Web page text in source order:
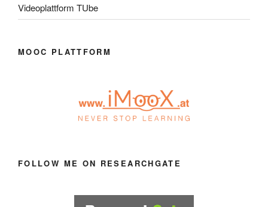
Videoplattform TUbe
MOOC PLATTFORM
FOLLOW ME ON RESEARCHGATE